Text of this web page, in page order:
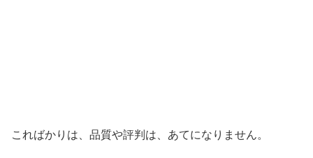
こればかりは、品質や評判は、あてになりません。